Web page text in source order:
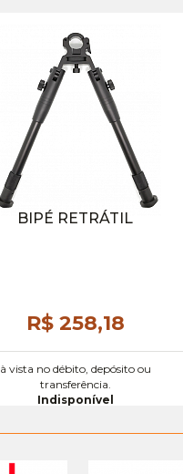
BIPÉ RETRÁTIL
R$ 258,18
à vista no débito, depósito ou
transferência.
Indisponível